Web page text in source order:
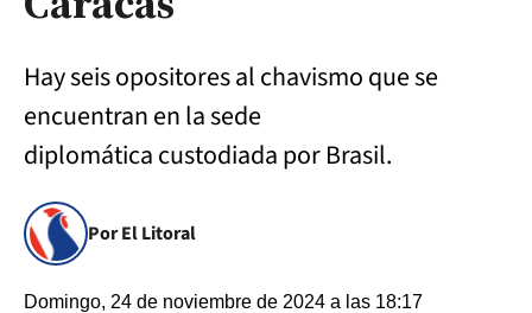
Hay seis opositores al chavismo que se
encuentran en la sede
diplomática custodiada por Brasil.
Por El Litoral
Domingo, 24 de noviembre de 2024 a las 18:17